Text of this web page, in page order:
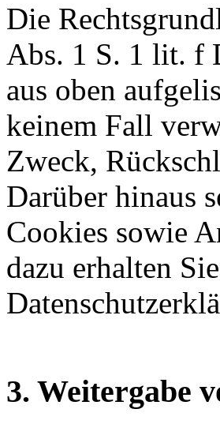
Die
Abs. 1 S. 1 lit. f
aus oben
keinem Fall
Zweck,
Darüber hinaus
Cookies sowie
dazu erhalten
3. Weitergabe